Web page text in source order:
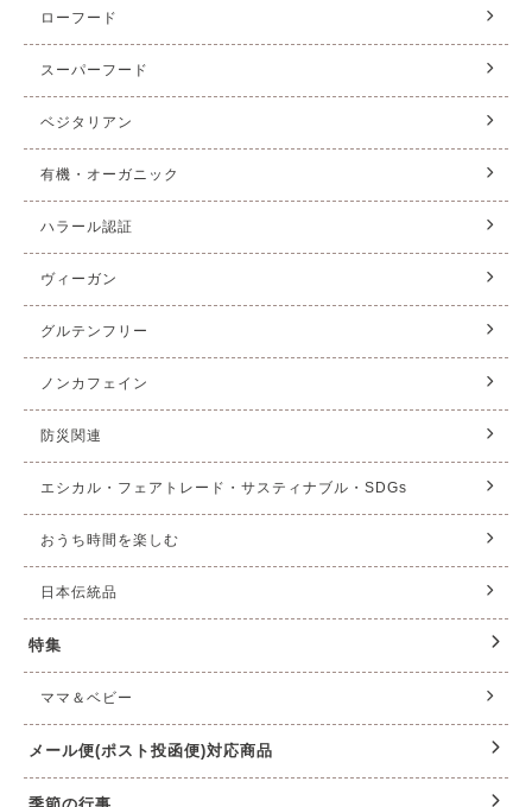
ローフード
スーパーフード
ベジタリアン
有機・オーガニック
ハラール認証
ヴィーガン
グルテンフリー
ノンカフェイン
防災関連
エシカル・フェアトレード・サスティナブル・SDGs
おうち時間を楽しむ
日本伝統品
特集
ママ＆ベビー
メール便(ポスト投函便)対応商品